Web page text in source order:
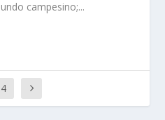
campesino;...
4